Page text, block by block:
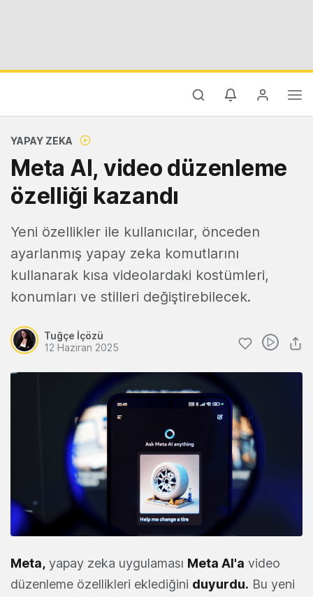
YAPAY ZEKA
Meta AI, video düzenleme
özelliği kazandı
Yeni özellikler ile kullanıcılar, önceden
ayarlanmış yapay zeka komutlarını
kullanarak kısa videolardaki kostümleri,
konumları ve stilleri değiştirebilecek.
Tuğçe İçözü
12 Haziran 2025
Meta, yapay zeka uygulaması Meta AI'a video
düzenleme özellikleri eklediğini duyurdu. Bu yeni